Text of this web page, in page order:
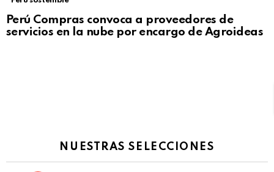
Perú Compras convoca a proveedores de
servicios en la nube por encargo de Agroideas
NUESTRAS SELECCIONES